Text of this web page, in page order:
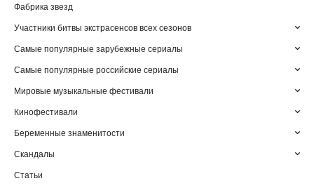
Фабрика звезд
Участники битвы экстрасенсов всех сезонов
Самые популярные зарубежные сериалы
Самые популярные российские сериалы
Мировые музыкальные фестивали
Кинофестивали
Беременные знаменитости
Скандалы
Статьи